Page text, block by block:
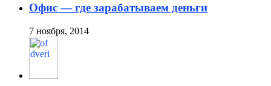
Офис — где зарабатываем деньги
7 ноября, 2014